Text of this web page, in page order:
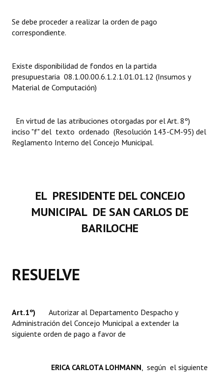
Actas de Audiencias Públicas
Comunicaciones
Resoluciones
Resoluciones de Presidencia
Registros y Distinciones
Periodistas Decanos - Registro
Banca del Vecino - Registro
Se debe proceder a realizar la orden de pago
correspondiente.
Existe disponibilidad de fondos en la partida
presupuestaria 08.1.00.00.6.1.2.1.01.01.12 (Insumos y
Material de Computación)
En virtud de las atribuciones otorgadas por el Art. 8º)
inciso "f" del texto ordenado (Resolución 143-CM-95) del
Reglamento Interno del Concejo Municipal.
EL PRESIDENTE DEL CONCEJO
MUNICIPAL DE SAN CARLOS DE
BARILOCHE
RESUELVE
Art.1º) Autorizar al Departamento Despacho y
Administración del Concejo Municipal a extender la
siguiente orden de pago a favor de
ERICA CARLOTA LOHMANN, según el siguiente